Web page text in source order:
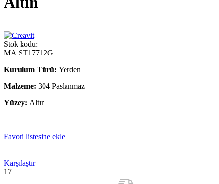
Stok kodu:
MA.ST17712G
Kurulum Türü: Yerden
Malzeme: 304 Paslanmaz
Yüzey: Altın
Favori listesine ekle
Karşılaştır
17